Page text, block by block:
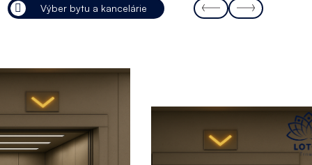
Výber bytu a kancelárie